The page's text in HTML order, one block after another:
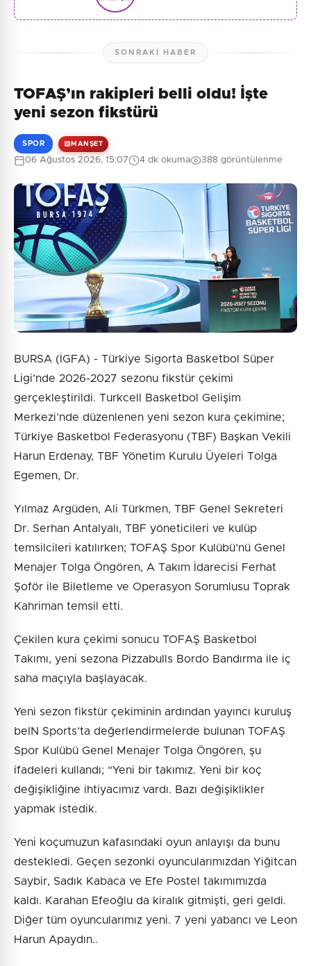
SONRAKI HABER
TOFAŞ’ın rakipleri belli oldu! İşte
yeni sezon fikstürü
SPOR MANŞET
06 Ağustos 2026, 15:07 4 dk okuma 388 görüntülenme
BURSA (İGFA) - Türkiye Sigorta Basketbol Süper
Ligi’nde 2026-2027 sezonu fikstür çekimi
gerçekleştirildi. Turkcell Basketbol Gelişim
Merkezi’nde düzenlenen yeni sezon kura çekimine;
Türkiye Basketbol Federasyonu (TBF) Başkan Vekili
Harun Erdenay, TBF Yönetim Kurulu Üyeleri Tolga
Egemen, Dr.
Yılmaz Argüden, Ali Türkmen, TBF Genel Sekreteri
Dr. Serhan Antalyalı, TBF yöneticileri ve kulüp
temsilcileri katılırken; TOFAŞ Spor Kulübü’nü Genel
Menajer Tolga Öngören, A Takım İdarecisi Ferhat
Şoför ile Biletleme ve Operasyon Sorumlusu Toprak
Kahriman temsil etti.
Çekilen kura çekimi sonucu TOFAŞ Basketbol
Takımı, yeni sezona Pizzabulls Bordo Bandırma ile iç
saha maçıyla başlayacak.
Yeni sezon fikstür çekiminin ardından yayıncı kuruluş
beIN Sports’ta değerlendirmelerde bulunan TOFAŞ
Spor Kulübü Genel Menajer Tolga Öngören, şu
ifadeleri kullandı; “Yeni bir takımız. Yeni bir koç
değişikliğine ihtiyacımız vardı. Bazı değişiklikler
yapmak istedik.
Yeni koçumuzun kafasındaki oyun anlayışı da bunu
destekledi. Geçen sezonki oyuncularımızdan Yiğitcan
Saybir, Sadık Kabaca ve Efe Postel takımımızda
kaldı. Karahan Efeoğlu da kiralık gitmişti, geri geldi.
Diğer tüm oyuncularımız yeni. 7 yeni yabancı ve Leon
Harun Apaydın..